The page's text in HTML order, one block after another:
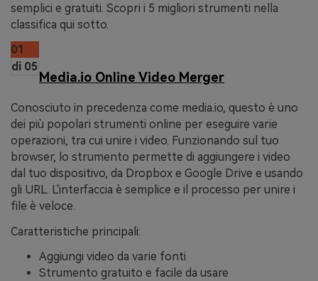
semplici e gratuiti. Scopri i 5 migliori strumenti nella
classifica qui sotto.
01
di 05
Media.io Online Video Merger
Conosciuto in precedenza come media.io, questo è uno
dei più popolari strumenti online per eseguire varie
operazioni, tra cui unire i video. Funzionando sul tuo
browser, lo strumento permette di aggiungere i video
dal tuo dispositivo, da Dropbox e Google Drive e usando
gli URL. L'interfaccia è semplice e il processo per unire i
file è veloce.
Caratteristiche principali:
Aggiungi video da varie fonti
Strumento gratuito e facile da usare